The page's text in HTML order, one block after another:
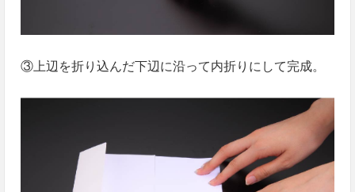
③上辺を折り込んだ下辺に沿って内折りにして完成。